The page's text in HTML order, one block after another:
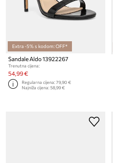
Extra -5% s kodom: OFF*
Sandale Aldo 13922267
Trenutna cijena:
54,99 €
Regularna cijena:79,90 €
Najniža cijena:58,99 €